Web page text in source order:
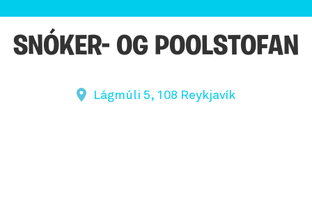
SNÓKER- OG POOLSTOFAN
Lágmúli 5, 108 Reykjavík